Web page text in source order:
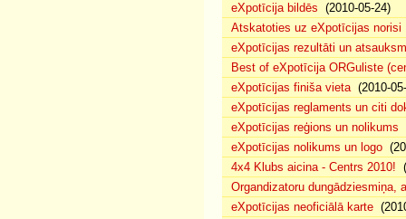
eXpotīcija bildēs (2010-05-24)
Atskatoties uz eXpotīcijas norisi
eXpotīcijas rezultāti un
Best of eXpotīcija ORGuliste
eXpotīcijas finiša vieta(2010-
eXpotīcijas reglaments un citi
eXpotīcijas reģions un nolikums
eXpotīcijas nolikums un logo
4x4 Klubs aicina - Centrs 2010!
Organdizatoru dungādziesmiņa,
eXpotīcijas neoficiālā karte